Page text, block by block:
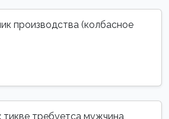
производства (колбасное
тикве требуетса мужчина